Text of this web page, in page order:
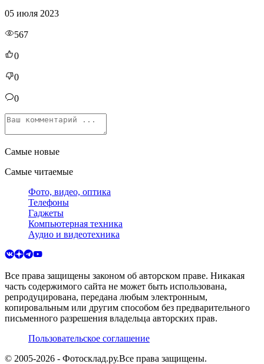
05 июля 2023
567
0
0
0
Самые новые
Самые читаемые
Фото, видео, оптика
Телефоны
Гаджеты
Компьютерная техника
Аудио и видеотехника
Все права защищены законом об авторском праве. Никакая
часть содержимого сайта не может быть использована,
репродуцирована, передана любым электронным,
копировальным или другим способом без предварительного
письменного разрешения владельца авторских прав.
Пользовательское соглашение
© 2005-2026 - Фотосклад.ру.Все права защищены.